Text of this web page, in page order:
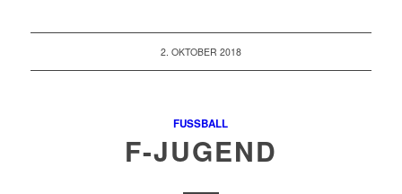
2. OKTOBER 2018
FUSSBALL
F-JUGEND